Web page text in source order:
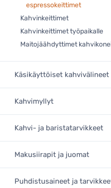
espressokeittimet
Kahvinkeittimet
Kahvinkeittimet työpaikalle
Maitojäähdyttimet
Käsikäyttöiset kahvivälineet
Kahvimyllyt
Kahvi- ja baristatarvikkeet
Makusiirapit ja juomat
Puhdistusaineet ja